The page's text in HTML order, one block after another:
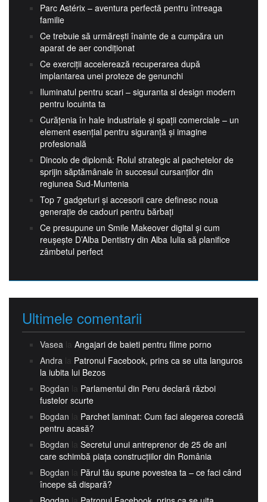
Parc Astérix – aventura perfectă pentru întreaga
familie
Ce trebuie să urmărești înainte de a cumpăra un
aparat de aer condiționat
Ce exerciții accelerează recuperarea după
implantarea unei proteze de genunchi
Iluminatul pentru scari – siguranta si design modern
pentru locuinta ta
Curățenia în hale industriale și spații comerciale – un
element esențial pentru siguranță și imagine
profesională
Dincolo de diplomă: Rolul strategic al pachetelor de
sprijin săptămânale în succesul cursanților din
regiunea Sud-Muntenia
Top 7 gadgeturi și accesorii care definesc noua
generație de cadouri pentru bărbați
Ce presupune un Smile Makeover digital și cum
reușește D’Alba Dentistry din Alba Iulia să planifice
zâmbetul perfect
Ultimele comentarii
Vaseala Angajari de baieti pentru filme porno
Andrala Patronul Facebook, prins ca se uita languros
la iubita lui Bezos
Bogdan la Parlamentul din Peru declară război
fustelor scurte
Bogdan la Parchet laminat: Cum faci alegerea corectă
pentru acasă?
Bogdan la Secretul unui antreprenor de 25 de ani
care schimbă piața construcțiilor din România
Bogdan la Părul tău spune povestea ta – ce faci când
începe să dispară?